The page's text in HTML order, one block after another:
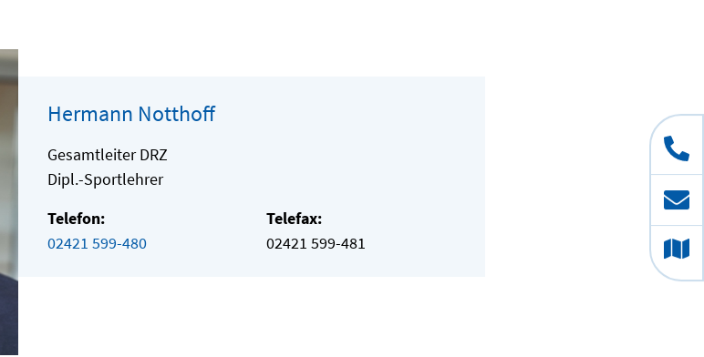
Hermann Notthoff
Gesamtleiter DRZ
Dipl.-Sportlehrer
Telefon:
02421 599-480
Telefax:
02421 599-481